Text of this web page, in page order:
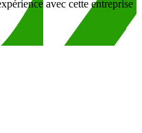
avec cette entreprise